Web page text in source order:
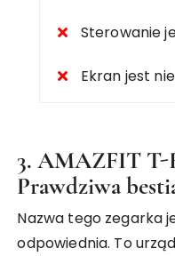
Sterowanie
Ekran jest
3. AMAZFIT T-
Prawdziwa
Nazwa tego zegarka
odpowiednia. To